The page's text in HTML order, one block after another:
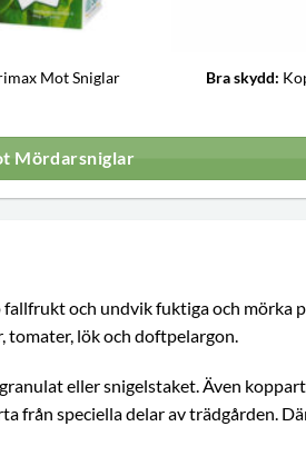
Mot Sniglar Bra skydd:
Mördarsniglar
och undvik fuktiga och mörka
lök och doftpelargon.
eller snigelstaket. Även
från speciella delar av trädgården.